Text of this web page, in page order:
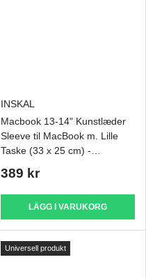
INSKAL
Macbook 13-14" Kunstlæder
Sleeve til MacBook m. Lille
Taske (33 x 25 cm) -
Mørkebrun
389 kr
LÄGG I VARUKORG
Universell produkt